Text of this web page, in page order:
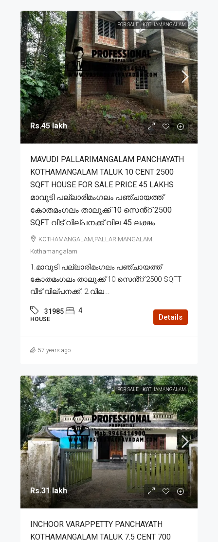
FOR SALE KOTHAMANGALAM
Rs.45 lakh
MAVUDI PALLARIMANGALAM PANCHAYATH
KOTHAMANGALAM TALUK 10 CENT 2500
SQFT HOUSE FOR SALE PRICE 45 LAKHS
മാവുടി പല്ലാരിമംഗലം പഞ്ചായത്ത്
കോതമംഗലം താലൂക്ക് 10 സെൻ്റ് 2500
SQFT വീട് വില്പനക്ക് വില 45 ലക്ഷം
KOTHAMANGALAM,PALLARIMANGALAM,
Kothamangalam
1.മാവുടി പല്ലാരിമംഗലം പഞ്ചായത്ത്
കോതമംഗലം താലൂക്ക് 10 സെൻ്റ് 2500 SQFT
വീട് വില്പനക്ക്. 2.വില...
31985 4
HOUSE Details
57 years ago
FOR SALE KOTHAMANGALAM
Rs.31 lakh
INCHOOR VARAPPETTY PANCHAYATH
KOTHAMANGALAM TALUK 7.5 CENT 700